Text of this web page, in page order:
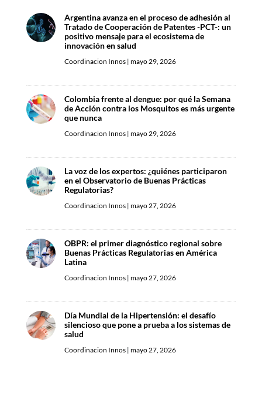
Argentina avanza en el proceso de adhesión al
Tratado de Cooperación de Patentes -PCT-: un
positivo mensaje para el ecosistema de
innovación en salud
Coordinacion Innos| mayo 29, 2026
Colombia frente al dengue: por qué la Semana
de Acción contra los Mosquitos es más urgente
que nunca
Coordinacion Innos| mayo 29, 2026
La voz de los expertos: ¿quiénes participaron
en el Observatorio de Buenas Prácticas
Regulatorias?
Coordinacion Innos| mayo 27, 2026
OBPR: el primer diagnóstico regional sobre
Buenas Prácticas Regulatorias en América
Latina
Coordinacion Innos| mayo 27, 2026
Día Mundial de la Hipertensión: el desafío
silencioso que pone a prueba a los sistemas de
salud
Coordinacion Innos| mayo 27, 2026